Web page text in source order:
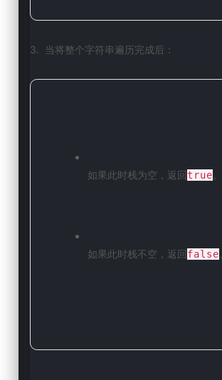
3.  当将整个字符串遍历完成后：
如果此时栈为空，返回true
如果此时栈不空，返回false